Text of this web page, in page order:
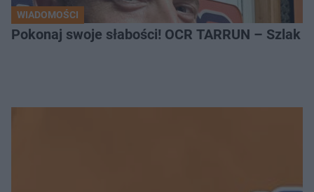
WIADOMOŚCI
Pokonaj swoje słabości! OCR TARRUN – Szlak